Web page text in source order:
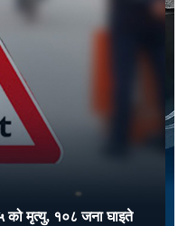
को मृत्यु, १०८ जना घाइते